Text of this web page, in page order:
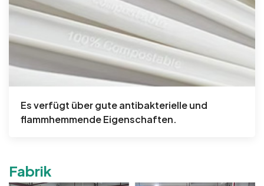
Es verfügt über gute antibakterielle und
flammhemmende Eigenschaften.
Fabrik